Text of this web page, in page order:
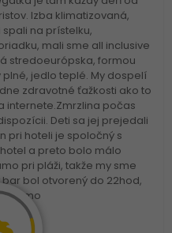
Izba klimatizovaná,
na prístelku,
mali sme all inclusive
stredoeurópska, formou
jedlo teplé. My dospelí
zdravotné ťažkosti ako to
internete.Zmrzlina počas
Deti sa jej prejedali
pri hoteli je spoločný s
a preto bolo málo
pri pláži, takže my sme
bol otvorený do 22hod,